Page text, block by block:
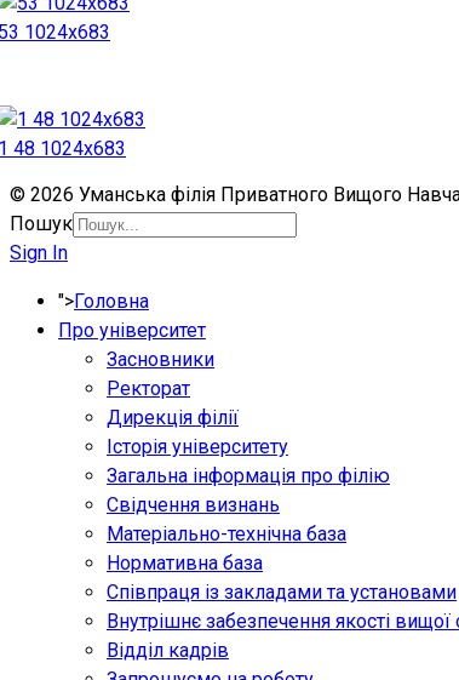
1024x683
48 1024x683
© 2026 Уманська філія Приватного Вищого
Пошук
Sign In
">Головна
Про університет
Засновники
Ректорат
Дирекція філії
Історія університету
Загальна інформація про філію
Свідчення визнань
Матеріально-технічна база
Нормативна база
Співпраця із закладами та установами
Внутрішнє забезпечення якості вищої
Відділ кадрів